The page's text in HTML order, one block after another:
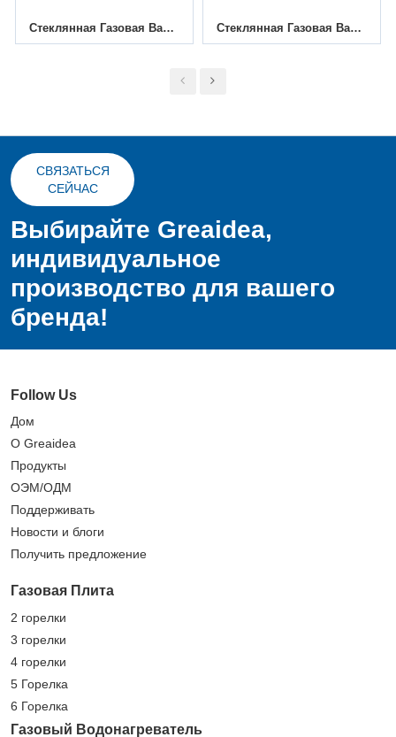
Стеклянная Газовая Варочная Панель С 6 Конфорками MGBG-906M3 | 900 Мм Стеклянная Газовая Варочная Панель С 5 Конфорками MGBG-705S2 | 700 Мм
СВЯЗАТЬСЯ
СЕЙЧАС
Выбирайте Greaidea,
индивидуальное
производство для вашего
бренда!
Follow Us
Дом
О Greaidea
Продукты
ОЭМ/ОДМ
Поддерживать
Новости и блоги
Получить предложение
Газовая Плита
2 горелки
3 горелки
4 горелки
5 Горелка
6 Горелка
Газовый Водонагреватель